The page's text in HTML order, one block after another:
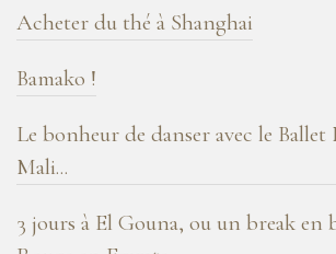
Acheter du thé à Shanghai
Bamako !
Le bonheur de danser avec le
Mali...
3 jours à El Gouna, ou un break en